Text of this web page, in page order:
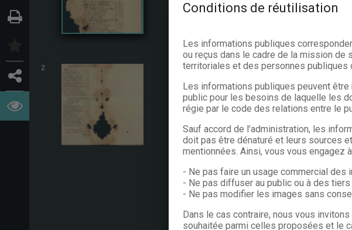
2
Conditions de réutilisation
Les informations publiques
ou reçus dans le cadre de la mission de
territoriales et des personnes publiques
Les informations publiques peuvent
public pour les besoins de laquelle les
régie par le code des relations entre le
Sauf accord de l’administration, les
doit pas être dénaturé et leurs sources
mentionnées. Ainsi, vous vous engagez
- Ne pas faire un usage commercial des
- Ne pas diffuser au public ou à des
- Ne pas modifier les images sans
Dans le cas contraire, nous vous
souhaitée parmi celles proposées et le